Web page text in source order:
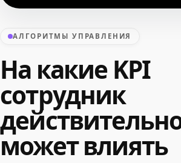
АЛГОРИТМЫ УПРАВЛЕНИЯ
На какие KPI
сотрудник
может влиять